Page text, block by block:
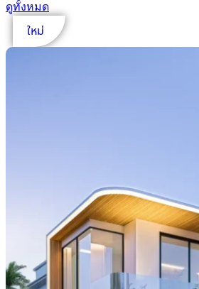
ดูทั้งหมด
ใหม่